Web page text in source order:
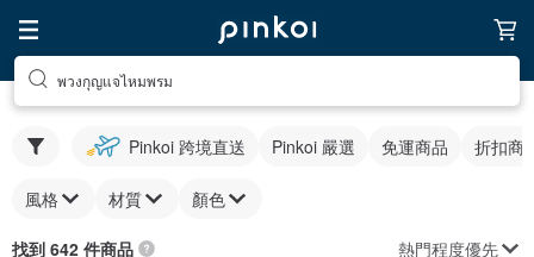
พวงกุญแจไหมพรม
Pinkoi 跨境直送 Pinkoi 嚴選 免運商品 折扣商
風格 材質 顏色
找到 642 件商品 熱門程度優先